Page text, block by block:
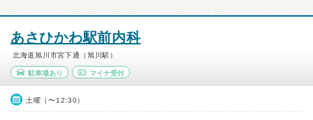
あさひかわ駅前内科
北海道旭川市宮下通（旭川駅）
駐車場あり マイナ受付
土曜（〜12:30）